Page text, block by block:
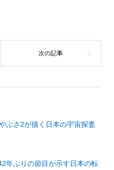
ぶさ2が描く日本の宇宙探査
年ぶりの節目が示す日本の転